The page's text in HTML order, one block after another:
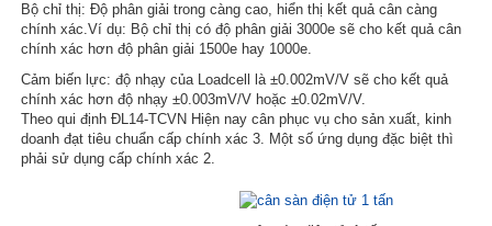
Bộ chỉ thị: Độ phân giải trong càng cao, hiển thị kết quả cân càng
chính xác.Ví dụ: Bộ chỉ thị có độ phân giải 3000e sẽ cho kết quả cân
chính xác hơn độ phân giải 1500e hay 1000e.
Cảm biến lực: độ nhạy của Loadcell là ±0.002mV/V sẽ cho kết quả
chính xác hơn độ nhạy ±0.003mV/V hoặc ±0.02mV/V.
Theo qui định ĐL14-TCVN Hiện nay cân phục vụ cho sản xuất, kinh
doanh đạt tiêu chuẩn cấp chính xác 3. Một số ứng dụng đặc biệt thì
phải sử dụng cấp chính xác 2.